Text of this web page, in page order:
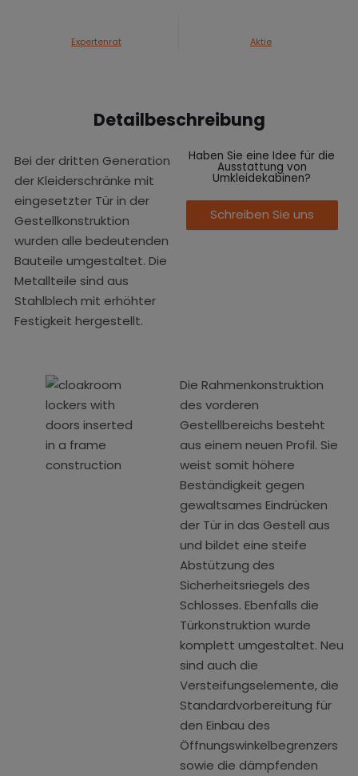
Expertenrat Aktie
Detailbeschreibung
Bei der dritten Generation
der Kleiderschränke mit
eingesetzter Tür in der
Gestellkonstruktion
wurden alle bedeutenden
Bauteile umgestaltet. Die
Metallteile sind aus
Stahlblech mit erhöhter
Festigkeit hergestellt.
Haben Sie eine Idee für die
Ausstattung von
Umkleidekabinen?
Schreiben Sie uns
Die Rahmenkonstruktion
des vorderen
Gestellbereichs besteht
aus einem neuen Profil. Sie
weist somit höhere
Beständigkeit gegen
gewaltsames Eindrücken
der Tür in das Gestell aus
und bildet eine steife
Abstützung des
Sicherheitsriegels des
Schlosses. Ebenfalls die
Türkonstruktion wurde
komplett umgestaltet. Neu
sind auch die
Versteifungselemente, die
Standardvorbereitung für
den Einbau des
Öffnungswinkelbegrenzers
sowie die dämpfenden